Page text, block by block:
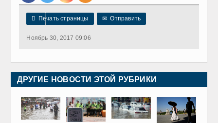
 Печать страницы ✉ Отправить
Ноябрь 30, 2017 09:06
ДРУГИЕ НОВОСТИ ЭТОЙ РУБРИКИ